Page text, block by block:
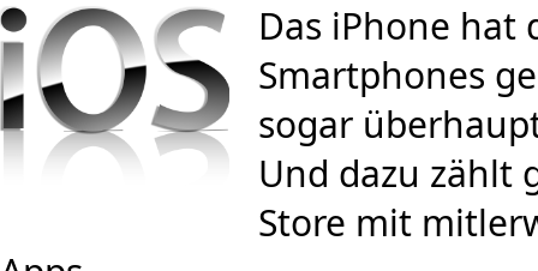
Das iPhone hat
Smartphones
sogar
Und dazu zählt
Store mit